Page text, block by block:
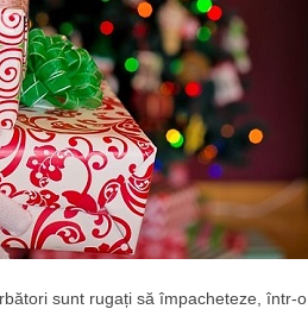
sunt rugați să împacheteze, într-o